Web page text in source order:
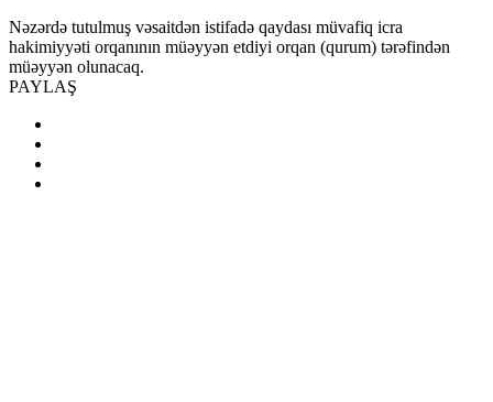
Nəzərdə tutulmuş vəsaitdən istifadə qaydası müvafiq icra
hakimiyyəti orqanının müəyyən etdiyi orqan (qurum) tərəfindən
müəyyən olunacaq.
PAYLAŞ